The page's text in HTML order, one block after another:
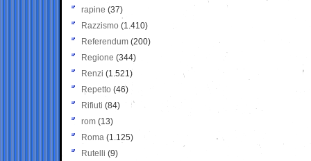
rapine (37)
Razzismo (1.410)
Referendum (200)
Regione (344)
Renzi (1.521)
Repetto (46)
Rifiuti (84)
rom (13)
Roma (1.125)
Rutelli (9)